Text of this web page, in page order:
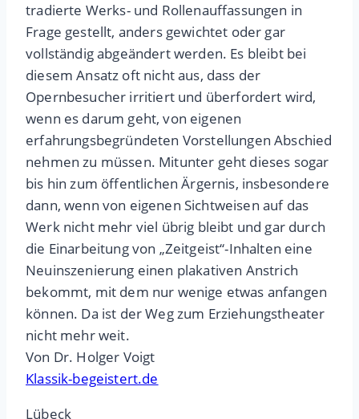
tradierte Werks- und Rollenauffassungen in
Frage gestellt, anders gewichtet oder gar
vollständig abgeändert werden. Es bleibt bei
diesem Ansatz oft nicht aus, dass der
Opernbesucher irritiert und überfordert wird,
wenn es darum geht, von eigenen
erfahrungsbegründeten Vorstellungen Abschied
nehmen zu müssen. Mitunter geht dieses sogar
bis hin zum öffentlichen Ärgernis, insbesondere
dann, wenn von eigenen Sichtweisen auf das
Werk nicht mehr viel übrig bleibt und gar durch
die Einarbeitung von „Zeitgeist“-Inhalten eine
Neuinszenierung einen plakativen Anstrich
bekommt, mit dem nur wenige etwas anfangen
können. Da ist der Weg zum Erziehungstheater
nicht mehr weit.
Von Dr. Holger Voigt
Klassik-begeistert.de
Lübeck